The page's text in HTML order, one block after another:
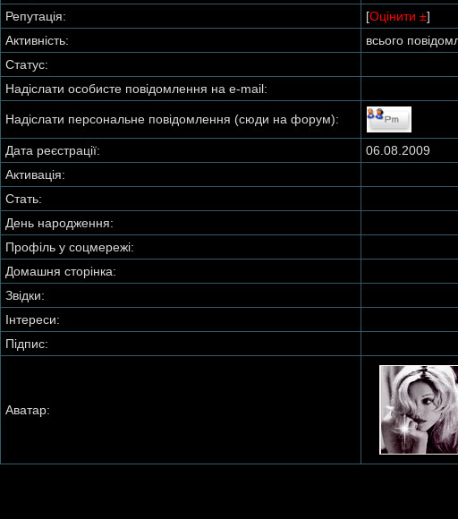
Репутація:
[Оцінити ±]
Активність:
всього
Статус:
Надіслати особисте повідомлення на e-mail:
Надіслати персональне повідомлення (сюди на форум):
Дата реєстрації:
06.08.2009
Активація:
Стать:
День народження:
Профіль у соцмережі:
Домашня сторінка:
Звідки:
Інтереси:
Підпис:
Аватар: